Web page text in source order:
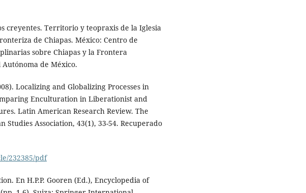
creyentes. Territorio y teopraxis de la Iglesia
de Chiapas. México: Centro de
sobre Chiapas y la Frontera
de México.
Localizing and Globalizing Processes in
Enculturation in Liberationist and
Latin American Research Review. The
Association, 43(1), 33-54. Recuperado
232385/pdf
En H.P.P. Gooren (Ed.), Encyclopedia of